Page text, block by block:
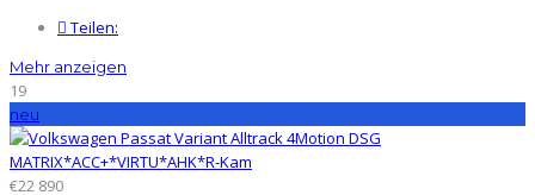
Teilen:
Mehr anzeigen
19
neu
€22 890